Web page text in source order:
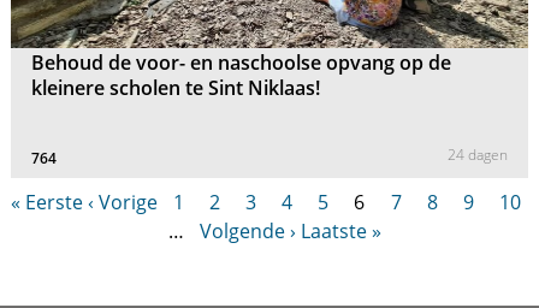
Behoud de voor- en naschoolse opvang op de
kleinere scholen te Sint Niklaas!
764 24 dagen
« Eerste‹ Vorige 1 2 3 4 5 6 7 8 9
10
…
Volgende › Laatste »